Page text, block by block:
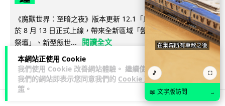
本網站正使用 Cookie
我們使用 Cookie 改善網站體驗。 繼續使用
我們的網站即表示您同意我們的 Cookie 政
策 。
《魔獸世界：至暗之夜》版本更新 12.1「烏拉特克的詛咒」將
於 8 月 13 日正式上線，帶來全新區域「盤蛇島」、地城「毒牙
祭壇」、新型態世...
閱讀全文
116 分享
🎵 ⛶
📖 文字版訪問 →